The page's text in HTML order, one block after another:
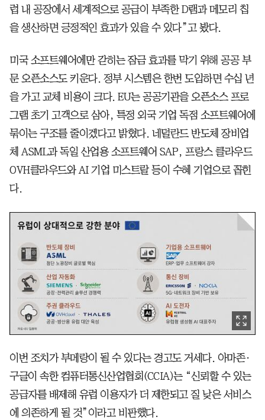
럽 내 공장에서 세계적으로 공급이 부족한 D램과 메모리 칩
을 생산하면 긍정적인 효과가 있을 수 있다”고 봤다.
미국 소프트웨어에만 갇히는 잠금 효과를 막기 위해 공공 부
문 오픈소스도 키운다. 정부 시스템은 한번 도입하면 수십 년
을 가고 교체 비용이 크다. EU는 공공기관을 오픈소스 프로
그램 초기 고객으로 삼아, 특정 외국 기업 독점 소프트웨어에
묶이는 구조를 줄이겠다고 밝혔다. 네덜란드 반도체 장비업
체 ASML과 독일 산업용 소프트웨어 SAP, 프랑스 클라우드
OVH클라우드와 AI 기업 미스트랄 등이 수혜 기업으로 꼽힌
다.
이번 조치가 부메랑이 될 수 있다는 경고도 거세다. 아마존·
구글이 속한 컴퓨터통신산업협회(CCIA)는 “신뢰할 수 있는
공급자를 배제해 유럽 이용자가 더 제한되고 질 낮은 서비스
에 의존하게 될 것”이라고 비판했다.